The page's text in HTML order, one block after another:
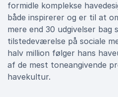
formidle komplekse
både inspirerer og er til at
mere end 30 udgivelser bag
tilstedeværelse på sociale
halv million følger hans
af de mest toneangivende
havekultur.